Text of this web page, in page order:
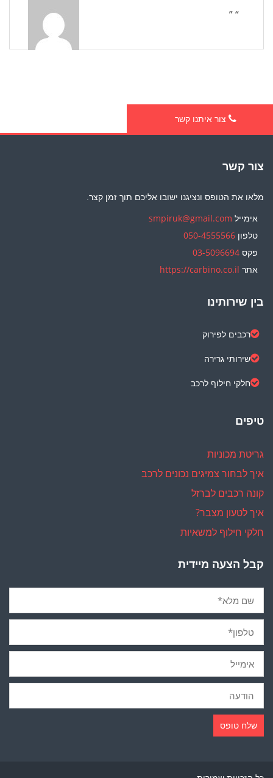
“ ”
צור איתנו קשר
צור קשר
מלאו את הטופס ונציגנו ישובו אליכם תוך זמן קצר.
אימייל smpiruk@gmail.com
טלפון 050-4555566
פקס 03-5096694
אתר https://carbino.co.il
בין שירותינו
רכבים לפירוק
שירותי גרירה
חלקי חילוף לרכב
טיפים
גריטת מכוניות
איך לבחור צמיגים נכונים לרכב
קונה רכבים לברזל
איך לטעון מצבר?
חלקי חילוף למשאיות
קבל הצעה מיידית